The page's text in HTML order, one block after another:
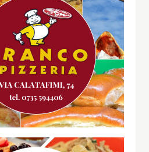
Facebook
Instagram
Twitter
Youtube